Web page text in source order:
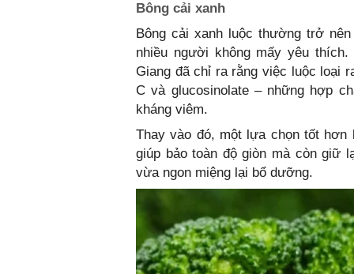
Bông cải xanh
Bông cải xanh luộc thường trở
nhiều người không mấy yêu
Giang đã chỉ ra rằng việc luộc loại
C và glucosinolate – những hợp
kháng viêm.
Thay vào đó, một lựa chọn tốt hơn
giúp bảo toàn độ giòn mà còn giữ
vừa ngon miệng lại bổ dưỡng.